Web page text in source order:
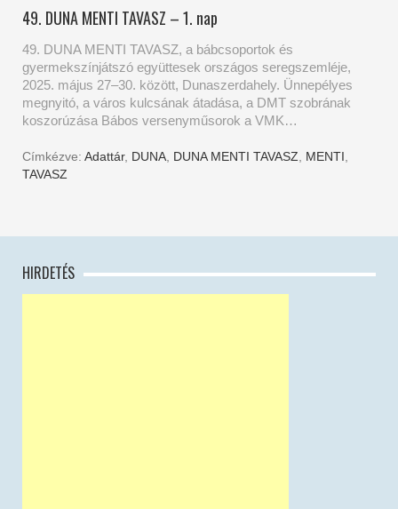
49. DUNA MENTI TAVASZ – 1. nap
49. DUNA MENTI TAVASZ, a bábcsoportok és
gyermekszínjátszó együttesek országos seregszemléje,
2025. május 27–30. között, Dunaszerdahely. Ünnepélyes
megnyitó, a város kulcsának átadása, a DMT szobrának
koszorúzása Bábos versenyműsorok a VMK…
Címkézve: Adattár, DUNA DUNA MENTI TAVASZ MENTI
TAVASZ
HIRDETÉS